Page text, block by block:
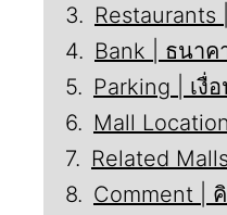
Bank | ธนาค
Parking | เงื่
Mall
Related
Comment |